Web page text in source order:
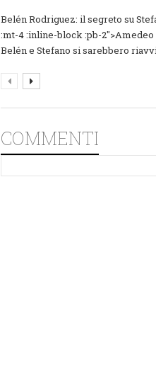
Belén Rodriguez: il segreto su
:mt-4 :inline-block :pb-
Belén e Stefano si sarebbero
COMMENTI